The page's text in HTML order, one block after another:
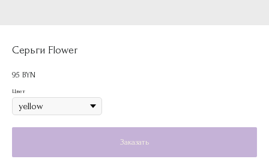
Серьги Flower
95 BYN
Цвет
Заказать